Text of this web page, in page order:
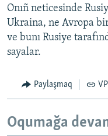
Onıñ neticesinde
Ukraina, ne Avropa
ve bunı Rusiye
sayalar.
Paylaşmaq
Oqumağa